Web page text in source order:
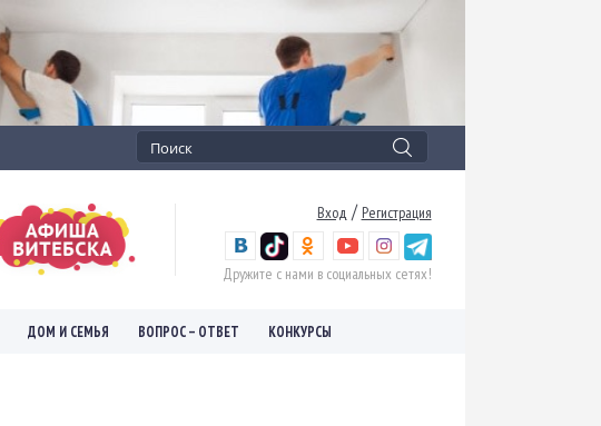
Вход / Регистрация
Дружите с нами в социальных сетях!
ДОМ И СЕМЬЯ ВОПРОС – ОТВЕТ КОНКУРСЫ